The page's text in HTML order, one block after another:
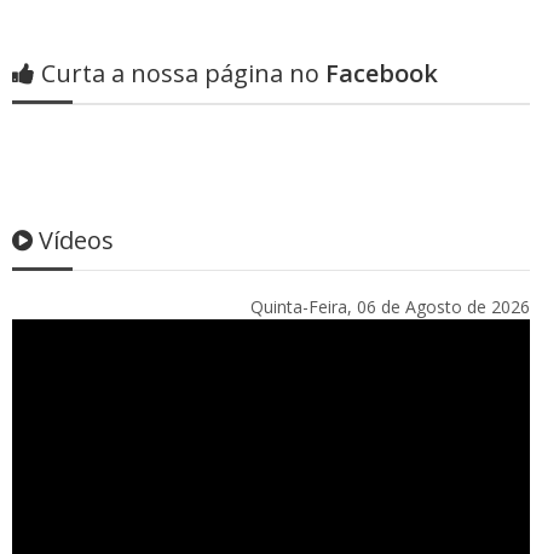
Curta a nossa página no Facebook
Vídeos
Quinta-Feira, 06 de Agosto de 2026